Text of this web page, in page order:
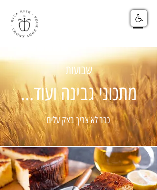
שבועות
...מתכוני גבינה ועוד
כבר לא צריך בצק עלים